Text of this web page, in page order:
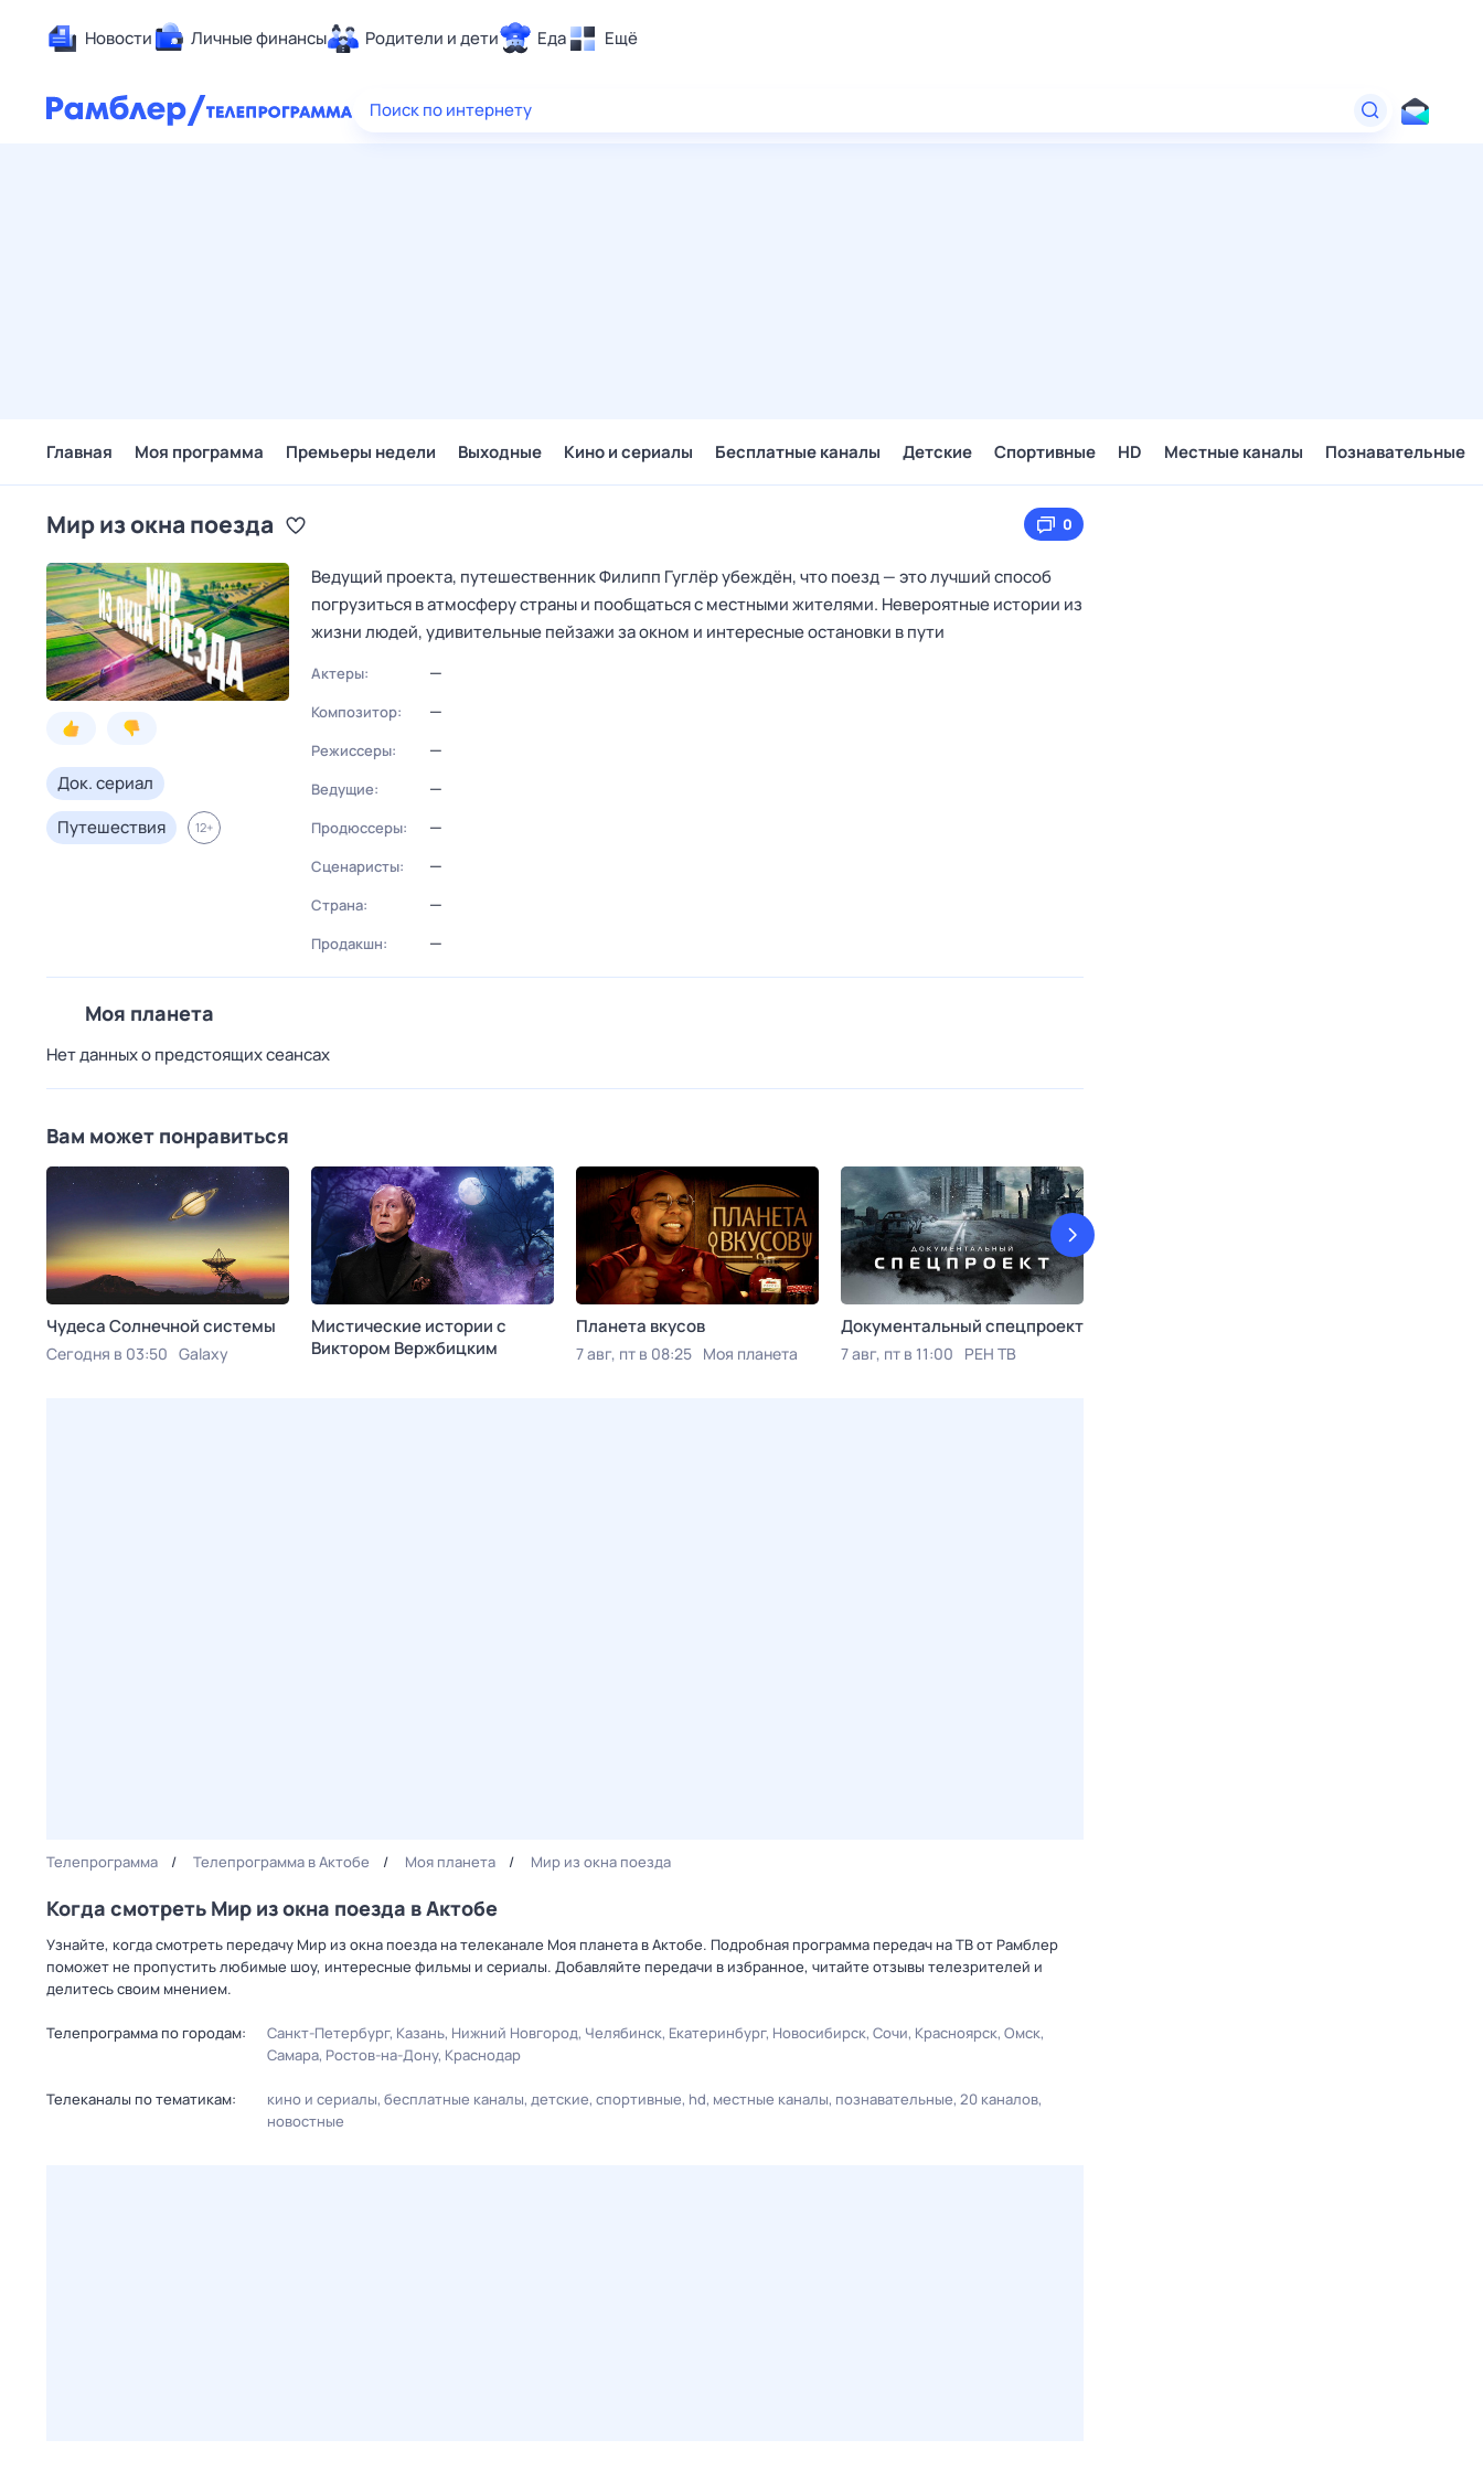
Новости Личные финансы Родители и дети Еда Ещё
Здоровье
Поиск по интернету
Главная Моя программа Премьеры недели Выходные Кино и сериалы Бесплатные каналы Детские Спортивные HD Местные каналы Познавательные
Мир из окна поезда 0
Док. сериал
Путешествия
12+
Ведущий проекта, путешественник Филипп Гуглёр убеждён, что поезд — это лучший способ
погрузиться в атмосферу страны и пообщаться с местными жителями. Невероятные истории из
жизни людей, удивительные пейзажи за окном и интересные остановки в пути
Актеры: —
Композитор: —
Режиссеры: —
Ведущие: —
Продюссеры: —
Сценаристы: —
Страна: —
Продакшн: —
Моя планета
Нет данных о предстоящих сеансах
Вам может понравиться
Чудеса Солнечной системы
Сегодня в 03:50 Galaxy
Мистические истории с
Виктoром Bержбицким
Планета вкусов
7 авг, пт в 08:25 Моя планета
Документальный спецпроект
7 авг, пт в 11:00 РЕН ТВ
Телепрограмма Телепрограмма в Актобе Моя планета Мир из окна поезда
Когда смотреть Мир из окна поезда в Актобе
Узнайте, когда смотреть передачу Мир из окна поезда на телеканале Моя планета в Актобе. Подробная программа передач на ТВ от Рамблер
поможет не пропустить любимые шоу, интересные фильмы и сериалы. Добавляйте передачи в избранное, читайте отзывы телезрителей и
делитесь своим мнением.
Телепрограмма по городам: Санкт-Петербург Казань Нижний Новгород Челябинск Екатеринбург Новосибирск Сочи Красноярск Омск
Самара Ростов-на-Дону Краснодар
Телеканалы по тематикам: кино и сериалы бесплатные каналы детские спортивные hd местные каналы познавательные 20 каналов
новостные